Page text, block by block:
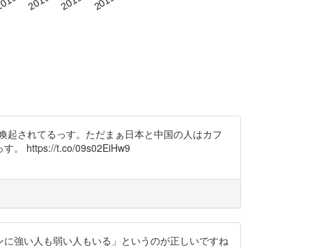
されてるっす。ただまぁ日本と中国の人はカフ
。 https://t.co/09s02EiHw9
強い人も弱い人もいる」というのが正しいですね